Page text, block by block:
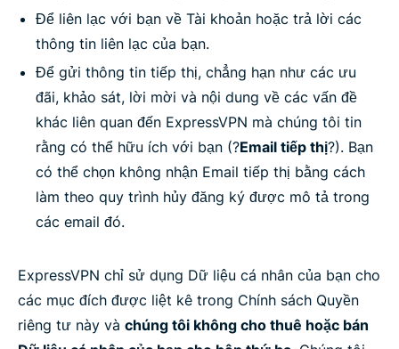
Để liên lạc với bạn về Tài khoản hoặc trả lời các
thông tin liên lạc của bạn.
Để gửi thông tin tiếp thị, chẳng hạn như các ưu
đãi, khảo sát, lời mời và nội dung về các vấn đề
khác liên quan đến ExpressVPN mà chúng tôi tin
rằng có thể hữu ích với bạn (?Email tiếp thị?). Bạn
có thể chọn không nhận Email tiếp thị bằng cách
làm theo quy trình hủy đăng ký được mô tả trong
các email đó.
ExpressVPN chỉ sử dụng Dữ liệu cá nhân của bạn cho
các mục đích được liệt kê trong Chính sách Quyền
riêng tư này và chúng tôi không cho thuê hoặc bán